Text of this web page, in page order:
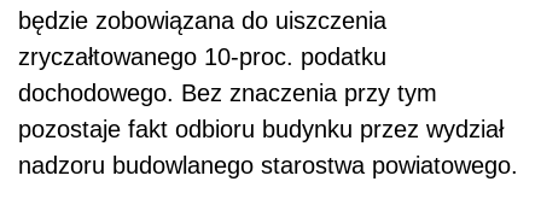
będzie zobowiązana do uiszczenia
zryczałtowanego 10-proc. podatku
dochodowego. Bez znaczenia przy tym
pozostaje fakt odbioru budynku przez wydział
nadzoru budowlanego starostwa powiatowego.